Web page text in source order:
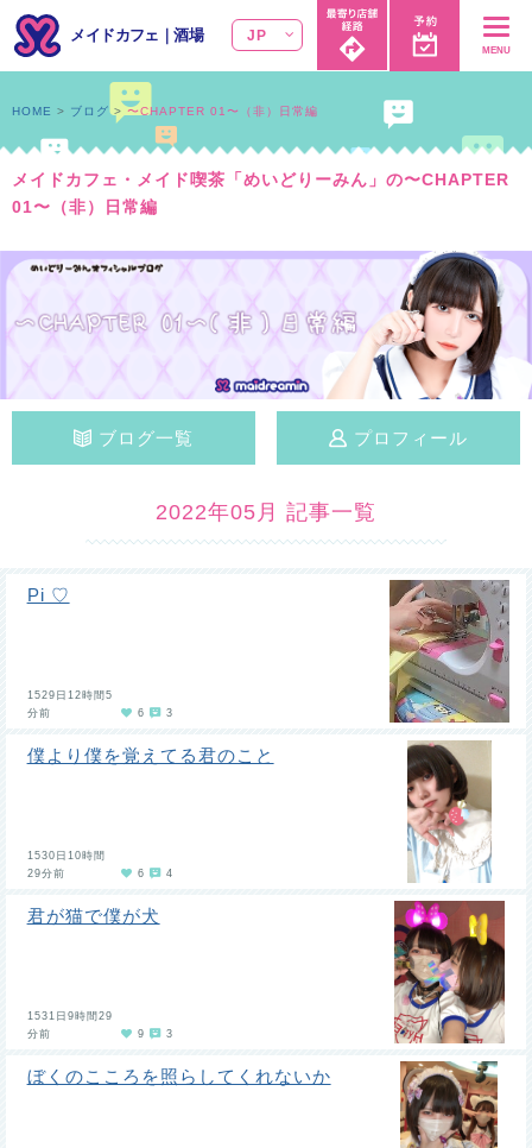
メイドカフェ ｜酒場 JP
MENU
メイドカフェ・メイド喫茶「めいどりーみん」の〜CHAPTER
01〜（非）日常編
HOME ブログ 〜CHAPTER 01〜（非）日常編
ブログ一覧 プロフィール
2022年05月 記事一覧
Pi ♡
1529日12時間5
分前
6 3
僕より僕を覚えてる君のこと
1530日10時間
29分前
6 4
君が猫で僕が犬
1531日9時間29
分前
9 3
ぼくのこころを照らしてくれないか